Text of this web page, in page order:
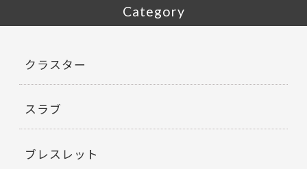
Category
クラスター
スラブ
ブレスレット